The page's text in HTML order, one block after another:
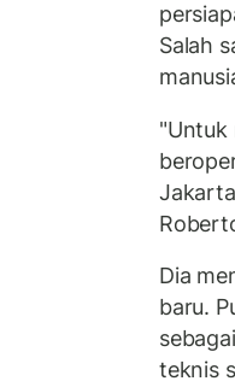
Salah
"Untuk
Dia
baru.
teknis